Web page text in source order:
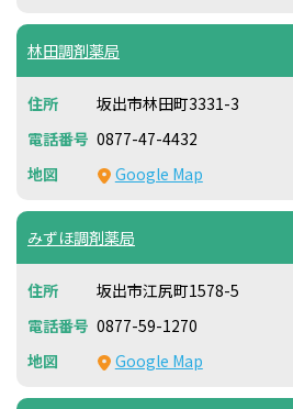
林田調剤薬局
坂出市林田町3331-3
0877-47-4432
Google Map
みずほ調剤薬局
坂出市江尻町1578-5
0877-59-1270
Google Map